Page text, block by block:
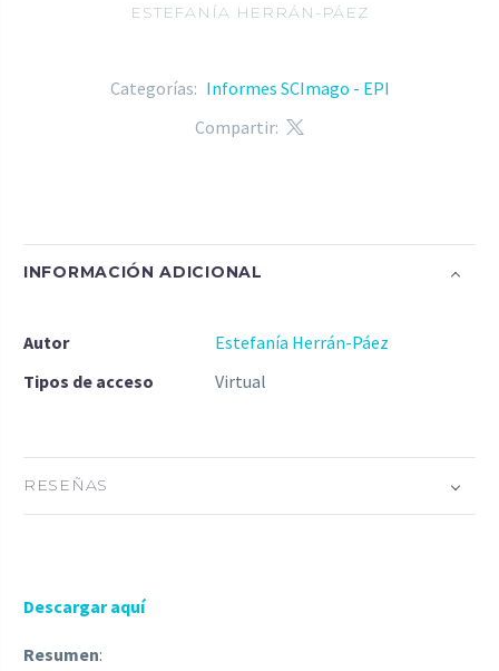
ESTEFANÍA HERRÁN-PÁEZ
Categorías: Informes SCImago - EPI
Compartir:
INFORMACIÓN ADICIONAL
Autor
Estefanía Herrán-Páez
Tipos de acceso
Virtual
RESEÑAS
Descargar aquí
Resumen: